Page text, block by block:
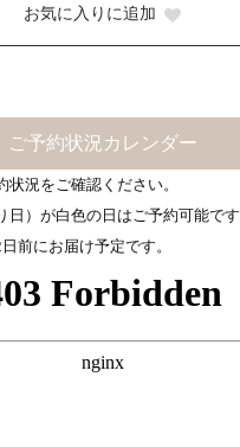
お気に入りに追加
ご予約状況カレンダー
状況をご確認ください。
日）が白色の日はご予約可能です
前にお届け予定です。